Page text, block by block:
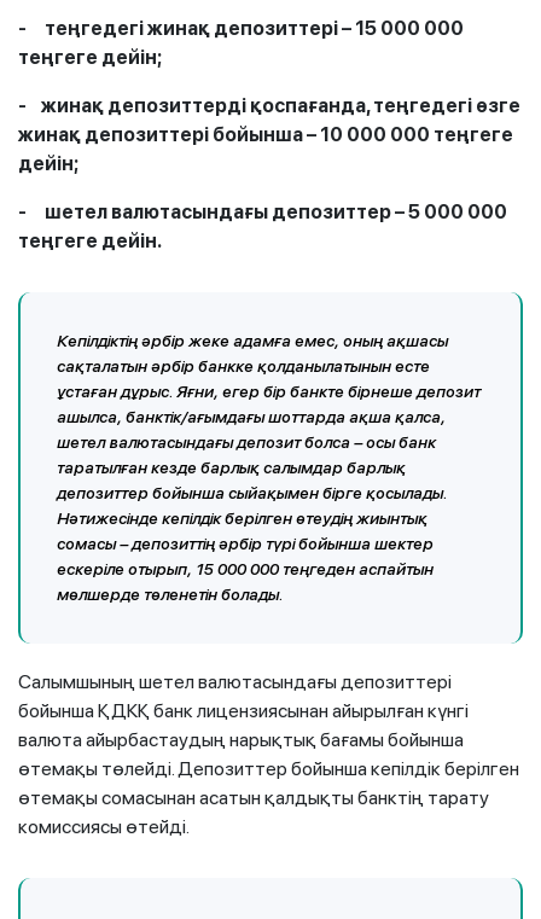
- теңгедегі жинақ депозиттері – 15 000 000
теңгеге дейін;
- жинақ депозиттерді қоспағанда, теңгедегі өзге
жинақ депозиттері бойынша – 10 000 000 теңгеге
дейін;
- шетел валютасындағы депозиттер – 5 000 000
теңгеге дейін.
Кепілдіктің әрбір жеке адамға емес, оның ақшасы
сақталатын әрбір банкке қолданылатынын есте
ұстаған дұрыс. Яғни, егер бір банкте бірнеше депозит
ашылса, банктік/ағымдағы шоттарда ақша қалса,
шетел валютасындағы депозит болса – осы банк
таратылған кезде барлық салымдар барлық
депозиттер бойынша сыйақымен бірге қосылады.
Нәтижесінде кепілдік берілген өтеудің жиынтық
сомасы – депозиттің әрбір түрі бойынша шектер
ескеріле отырып, 15 000 000 теңгеден аспайтын
мөлшерде төленетін болады.
Салымшының шетел валютасындағы депозиттері
бойынша ҚДКҚ банк лицензиясынан айырылған күнгі
валюта айырбастаудың нарықтық бағамы бойынша
өтемақы төлейді. Депозиттер бойынша кепілдік берілген
өтемақы сомасынан асатын қалдықты банктің тарату
комиссиясы өтейді.